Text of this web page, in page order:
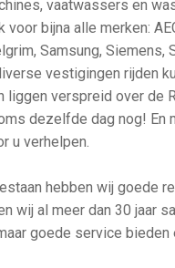
vaatwassers en
voor bijna alle merken:
Samsung, Siemens,
vestigingen rijden
liggen verspreid over de
dezelfde dag nog!
u verhelpen.
hebben wij goede
wij al meer dan 30 jaar
goede service bieden